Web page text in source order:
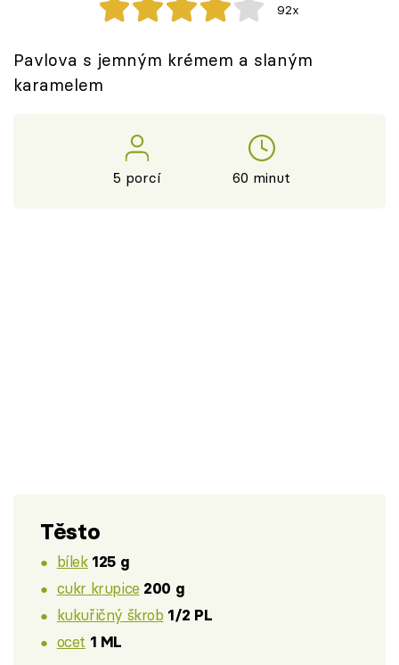
Těhotnej kuchař
Sledujte prima+
92x
Pavlova s jemným krémem a slaným
karamelem
5 porcí 60 minut
Těsto
bílek 125 g
cukr krupice 200 g
kukuřičný škrob 1/2 PL
ocet 1 ML